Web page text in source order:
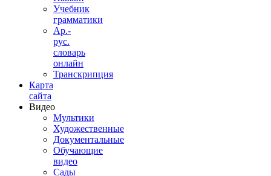
Учебник
грамматики
Ар.-
рус.
словарь
онлайн
Транскрипция
Карта
сайта
Видео
Мультики
Художественные
Документальные
Обучающие
видео
Сады